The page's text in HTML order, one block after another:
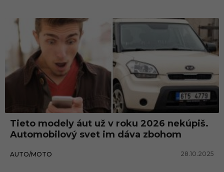
Tieto modely áut už v roku 2026 nekúpiš.
Automobilový svet im dáva zbohom
AUTO/MOTO 28.10.2025